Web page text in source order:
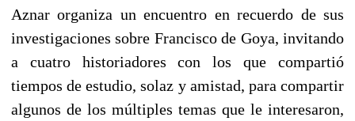
Aznar organiza un encuentro en recuerdo de sus
investigaciones sobre Francisco de Goya, invitando
a cuatro historiadores con los que compartió
tiempos de estudio, solaz y amistad, para compartir
algunos de los múltiples temas que le interesaron,